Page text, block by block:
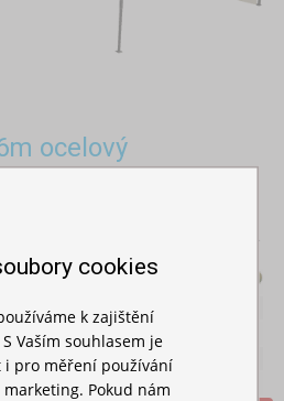
ocelový
ty, kteří potřebují skutečně
nůžkové párty stany o
vhodné pro větší akce. Skladem.
Ocel
30x30mm
36,8kg
Oxford 800D (340g/m²)
cookies
k zajištění
Vaším souhlasem je
i pro měření používání
Pokud nám